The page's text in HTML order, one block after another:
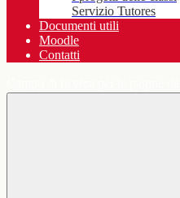
Servizio Tutores
Documenti utili
Moodle
Contatti